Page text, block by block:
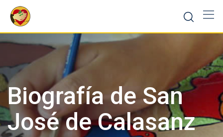
content
Biografía de San
José de Calasanz